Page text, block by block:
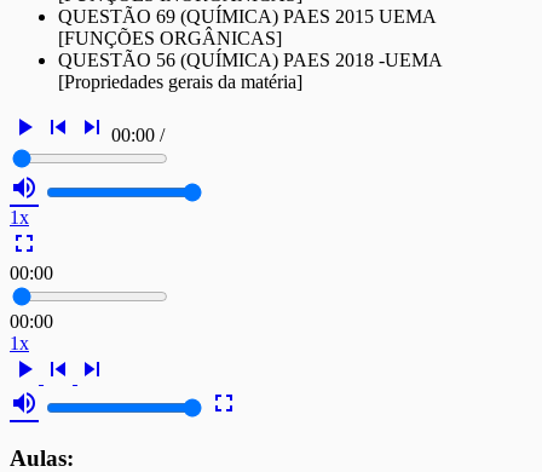
QUESTÃO 69 (QUÍMICA) PAES 2015 UEMA
[FUNÇÕES ORGÂNICAS]
QUESTÃO 56 (QUÍMICA) PAES 2018 -UEMA
[Propriedades gerais da matéria]
play_arrow skip_previous skip_next 00:00 /
volume_up
1x
fullscreen
00:00
00:00
1x
play_arrow skip_previous
skip_next
volume_up
fullscreen
Aulas: